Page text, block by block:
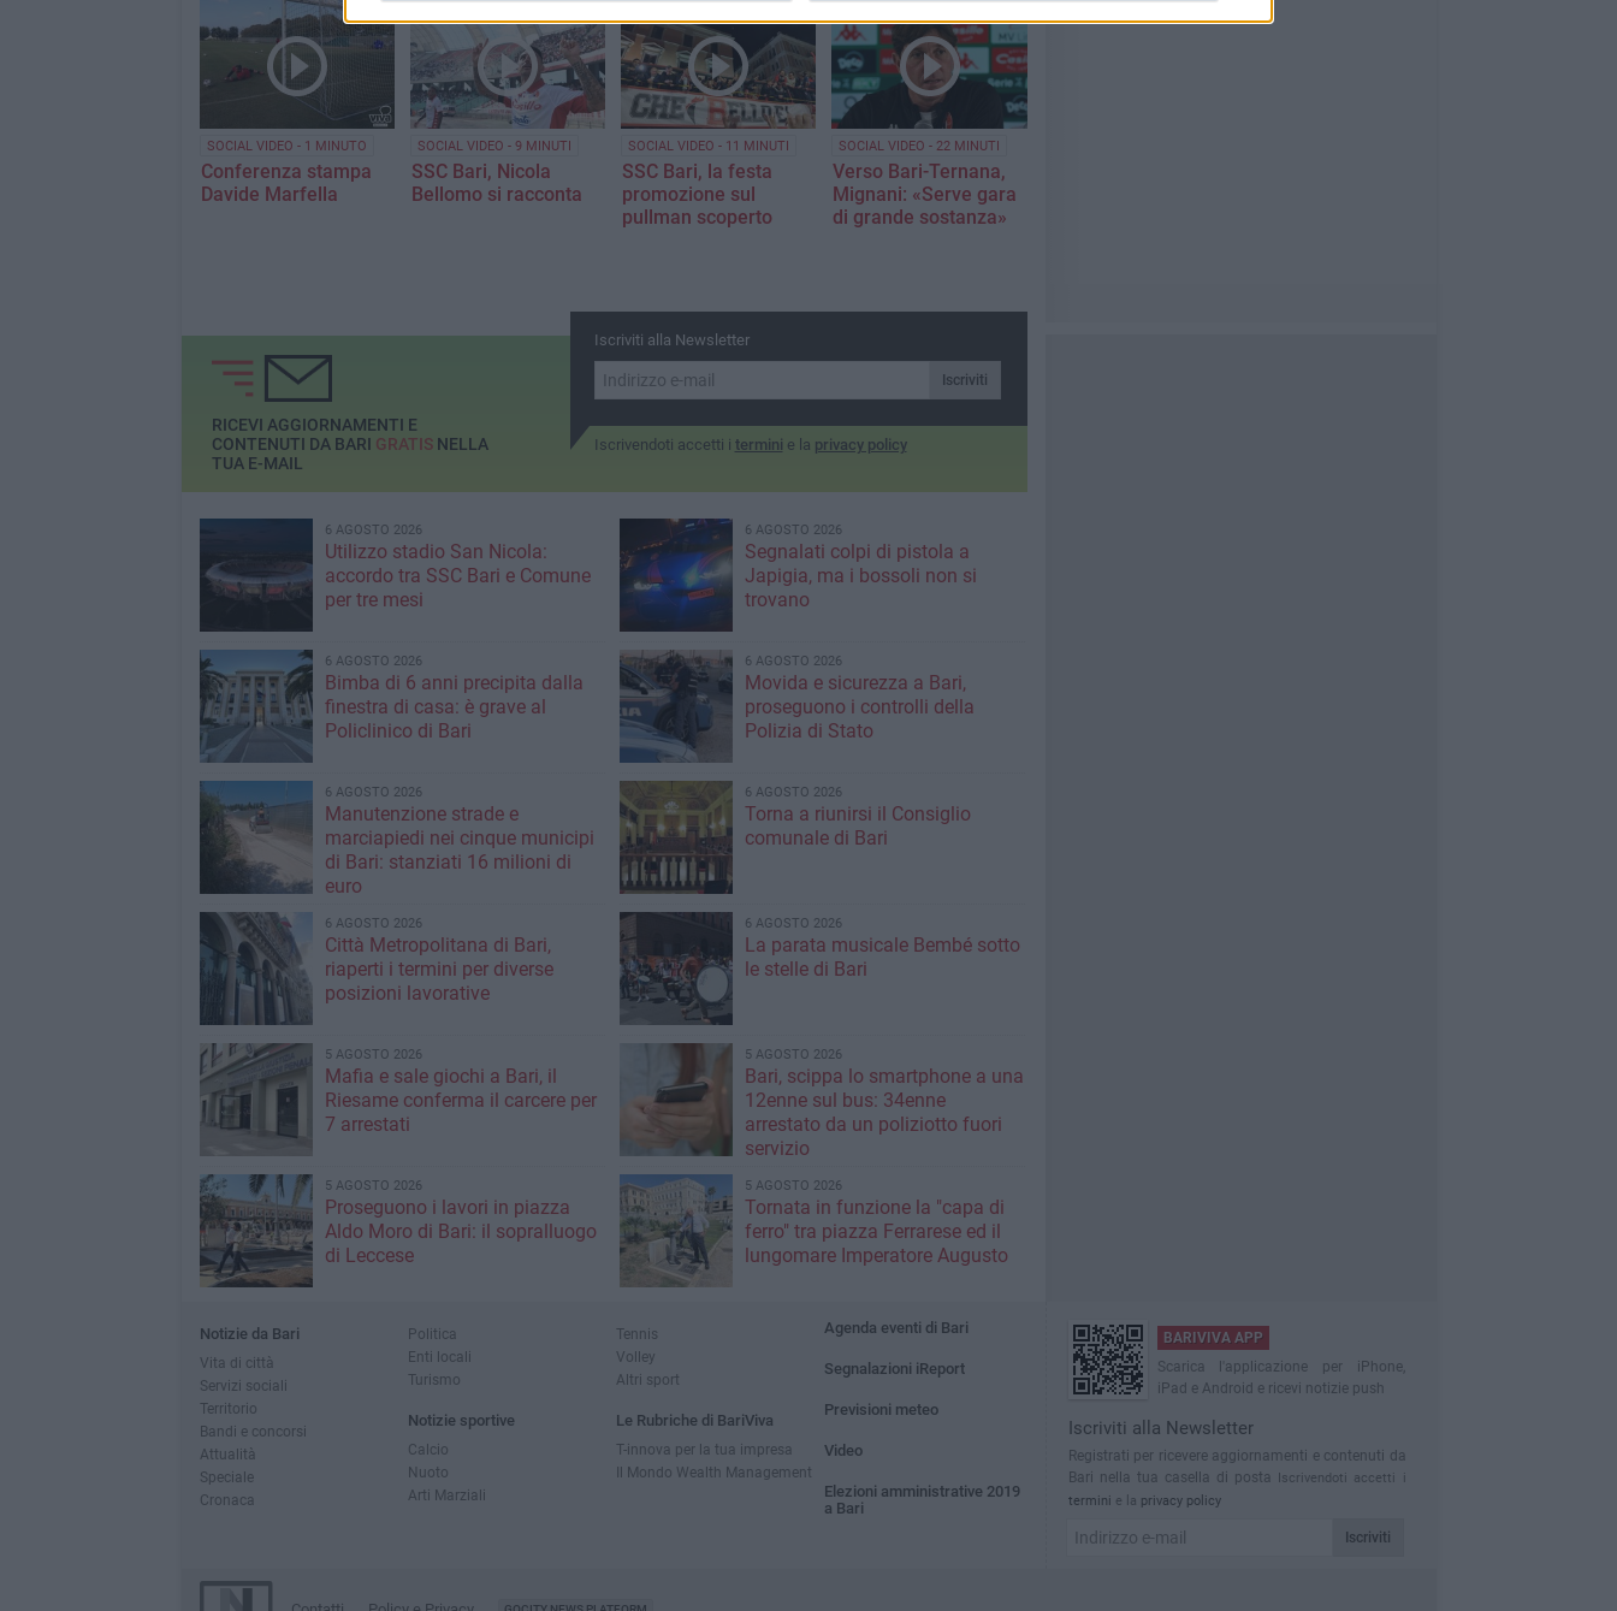
SOCIAL VIDEO - 1 MINUTO
Conferenza stampa
Davide Marfella
SOCIAL VIDEO - 9 MINUTI
SSC Bari, Nicola
Bellomo si racconta
SOCIAL VIDEO - 11 MINUTI
SSC Bari, la festa
promozione sul
pullman scoperto
SOCIAL VIDEO - 22 MINUTI
Verso Bari-Ternana,
Mignani: «Serve gara
di grande sostanza»
Iscriviti alla Newsletter
Iscriviti
Iscrivendoti accetti i termini e la privacy policy
RICEVI AGGIORNAMENTI E
CONTENUTI DA BARI GRATISNELLA
TUA E-MAIL
6 AGOSTO 2026
Utilizzo stadio San Nicola:
accordo tra SSC Bari e Comune
per tre mesi
6 AGOSTO 2026
Segnalati colpi di pistola a
Japigia, ma i bossoli non si
trovano
6 AGOSTO 2026
Bimba di 6 anni precipita dalla
finestra di casa: è grave al
Policlinico di Bari
6 AGOSTO 2026
Movida e sicurezza a Bari,
proseguono i controlli della
Polizia di Stato
6 AGOSTO 2026
Manutenzione strade e
marciapiedi nei cinque municipi
di Bari: stanziati 16 milioni di
euro
6 AGOSTO 2026
Torna a riunirsi il Consiglio
comunale di Bari
6 AGOSTO 2026
Città Metropolitana di Bari,
riaperti i termini per diverse
posizioni lavorative
6 AGOSTO 2026
La parata musicale Bembé sotto
le stelle di Bari
5 AGOSTO 2026
Mafia e sale giochi a Bari, il
Riesame conferma il carcere per
7 arrestati
5 AGOSTO 2026
Bari, scippa lo smartphone a una
12enne sul bus: 34enne
arrestato da un poliziotto fuori
servizio
5 AGOSTO 2026
Proseguono i lavori in piazza
Aldo Moro di Bari: il sopralluogo
di Leccese
5 AGOSTO 2026
Tornata in funzione la "capa di
ferro" tra piazza Ferrarese ed il
lungomare Imperatore Augusto
Notizie da Bari
Vita di città
Servizi sociali
Territorio
Bandi e concorsi
Attualità
Speciale
Cronaca
Politica
Enti locali
Turismo
Notizie sportive
Calcio
Nuoto
Arti Marziali
Tennis
Volley
Altri sport
Le Rubriche di BariViva
T-innova per la tua impresa
Il Mondo Wealth Management
Agenda eventi di Bari
Segnalazioni iReport
Previsioni meteo
Video
Elezioni amministrative 2019
a Bari
BARIVIVA APP
Scarica l'applicazione per iPhone,
iPad e Android e ricevi notizie push
Iscriviti alla Newsletter
Registrati per ricevere aggiornamenti e contenuti da
Bari nella tua casella di posta
Iscrivendoti accetti i
termini e la privacy policy
Iscriviti